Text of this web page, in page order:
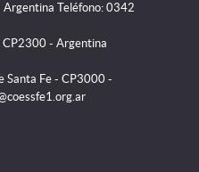
Teléfono: 0342
CP2300 - Argentina
Santa Fe - CP3000 -